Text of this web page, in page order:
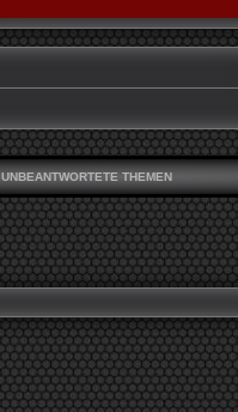
UNBEANTWORTETE THEMEN